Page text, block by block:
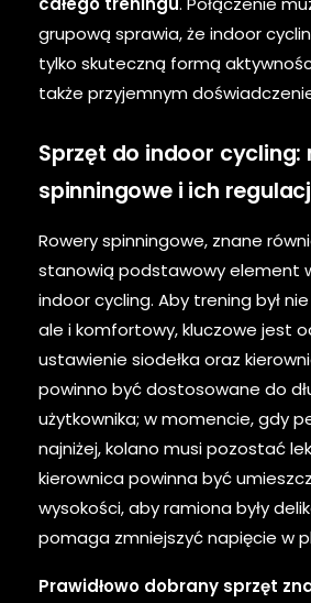
grupową sprawia, że indoor
tylko skuteczną formą
także przyjemnym
Sprzęt do indoor cycling:
spinningowe i ich
Rowery spinningowe, znane
stanowią podstawowy element
indoor cycling. Aby trening był
ale i komfortowy, kluczowe jest
ustawienie siodełka oraz
powinno być dostosowane do
użytkownika; w momencie, gdy
najniżej, kolano musi pozostać
kierownica powinna być
wysokości, aby ramiona były
pomaga zmniejszyć napięcie w
Prawidłowo dobrany sprzęt